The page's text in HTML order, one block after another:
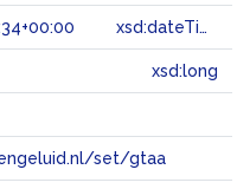
xsd:dateTime
xsd:long
set/gtaa